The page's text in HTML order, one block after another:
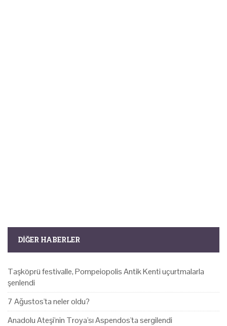
DIĞER HABERLER
Taşköprü festivalle, Pompeiopolis Antik Kenti uçurtmalarla
şenlendi
7 Ağustos'ta neler oldu?
Anadolu Ateşi'nin Troya'sı Aspendos'ta sergilendi